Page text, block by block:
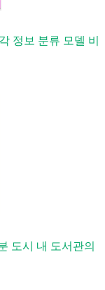
정보 분류 모델 비
도시 내 도서관의